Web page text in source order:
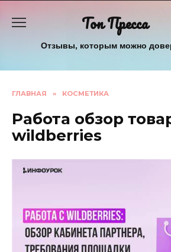
Топ Пресса
Отзывы, которым можно
ГЛАВНАЯ » КОСМЕТИКА
Работа обзор
wildberries